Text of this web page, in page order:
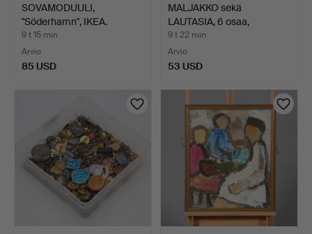
SOVAMODUULI,
"Söderhamn", IKEA.
9 t 15 min
Arvio
85 USD
MALJAKKO sekä
LAUTASIA, 6 osaa,
"Broque", …
9 t 22 min
Arvio
53 USD